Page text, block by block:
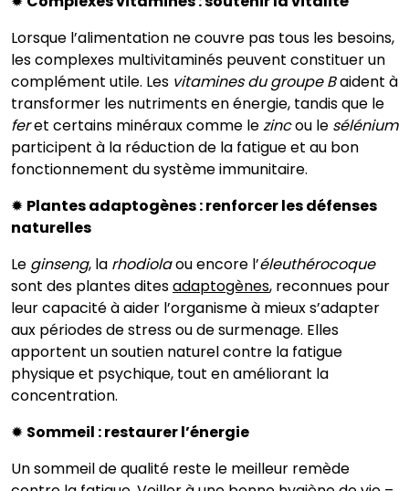
Lorsque l’alimentation ne couvre pas tous les besoins,
les complexes multivitaminés peuvent constituer un
complément utile. Les vitamines du groupe Baident à
transformer les nutriments en énergie, tandis que le
feret certains minéraux comme lezincou le sélénium
participent à la réduction de la fatigue et au bon
fonctionnement du système immunitaire.
✹ Plantes adaptogènes : renforcer les défenses
naturelles
Le ginseng, la rhodiolaou encore l’éleuthérocoque
sont des plantes ditesadaptogènes, reconnues pour
leur capacité à aider l’organisme à mieux s’adapter
aux périodes de stress ou de surmenage. Elles
apportent un soutien naturel contre la fatigue
physique et psychique, tout en améliorant la
concentration.
✹ Sommeil : restaurer l’énergie
Un sommeil de qualité reste le meilleur remède